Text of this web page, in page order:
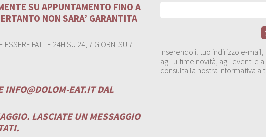
SU APPUNTAMENTO FINO A
NON SARA’ GARANTITA
ESSERE FATTE 24H SU 24, 7 GIORNI SU 7
INFO@DOLOM-EAT.ITDAL
LASCIATE UN MESSAGGIO
Inserendo il tuo indirizzo e-
agli ultime novità, agli eventi e
consulta la nostra Informativa a